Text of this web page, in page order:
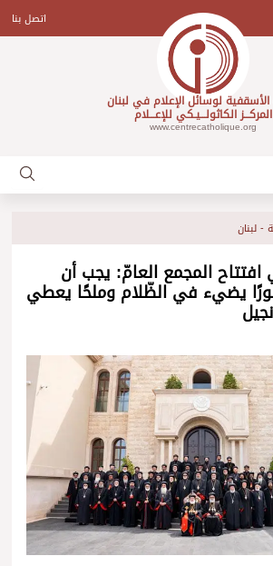
اتصل بنا
الأسقفية لوسائل الإعلام في لبنان
المركـــز الكاثولـــيـكي للإعـــلام
www.centrecatholique.org
- لبنان
افتتاح المجمع العامّ: يجب أن
يضيء في الظّلام وملحًا يعطي